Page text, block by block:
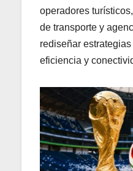
operadores
de transporte y
rediseñar
eficiencia y